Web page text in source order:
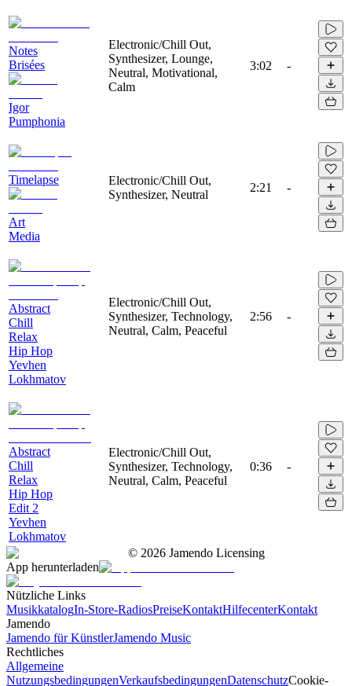
Notes
Brisées
Igor
Pumphonia
Electronic/Chill Out,
Synthesizer, Lounge,
Neutral, Motivational,
Calm
3:02 -
Timelapse
Art
Media
Electronic/Chill Out,
Synthesizer, Neutral
2:21 -
Abstract
Chill
Relax
Hip Hop
Yevhen
Lokhmatov
Electronic/Chill Out,
Synthesizer, Technology,
Neutral, Calm, Peaceful
2:56 -
Abstract
Chill
Relax
Hip Hop
Edit 2
Yevhen
Lokhmatov
Electronic/Chill Out,
Synthesizer, Technology,
Neutral, Calm, Peaceful
0:36 -
© 2026 Jamendo Licensing
App herunterladen
Nützliche Links
MusikkatalogIn-Store-RadiosPreiseKontaktHilfecenterKontakt
Jamendo
Jamendo für KünstlerJamendo Music
Rechtliches
Allgemeine
NutzungsbedingungenVerkaufsbedingungenDatenschutzCookie-